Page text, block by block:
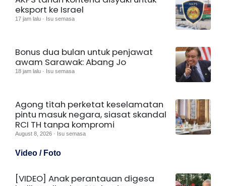
eksport ke Israel
17 jam lalu · Isu semasa
Bonus dua bulan untuk penjawat
awam Sarawak: Abang Jo
18 jam lalu · Isu semasa
Agong titah perketat keselamatan
pintu masuk negara, siasat skandal
RCI TH tanpa kompromi
August 8, 2026 · Isu semasa
Video / Foto
[VIDEO] Anak perantauan digesa